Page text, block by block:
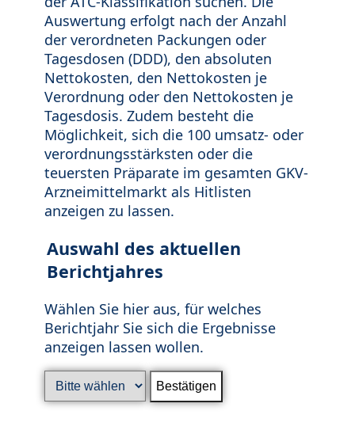
Auswertung erfolgt nach der Anzahl
der verordneten Packungen oder
Tagesdosen (DDD), den absoluten
Nettokosten, den Nettokosten je
Verordnung oder den Nettokosten je
Tagesdosis. Zudem besteht die
Möglichkeit, sich die 100 umsatz- oder
verordnungsstärksten oder die
teuersten Präparate im gesamten GKV-
Arzneimittelmarkt als Hitlisten
anzeigen zu lassen.
Auswahl des aktuellen
Berichtjahres
Wählen Sie hier aus, für welches
Berichtjahr Sie sich die Ergebnisse
anzeigen lassen wollen.